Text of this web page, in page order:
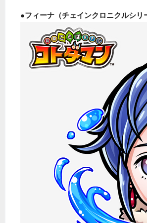
●フィーナ（チェインクロニクルシリ